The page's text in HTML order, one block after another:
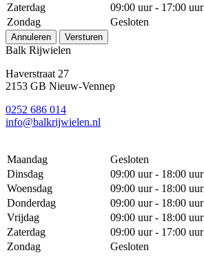
Zaterdag
09:00 uur - 17:00 uur
Zondag
Gesloten
Annuleren Versturen
Balk Rijwielen
Haverstraat 27
2153 GB Nieuw-Vennep
0252 686 014
info@balkrijwielen.nl
Maandag
Gesloten
Dinsdag
09:00 uur - 18:00 uur
Woensdag
09:00 uur - 18:00 uur
Donderdag
09:00 uur - 18:00 uur
Vrijdag
09:00 uur - 18:00 uur
Zaterdag
09:00 uur - 17:00 uur
Zondag
Gesloten